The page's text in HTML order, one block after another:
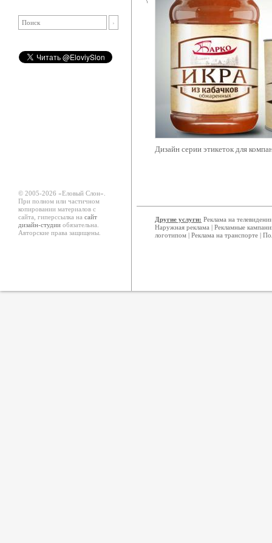
Дизайн серии этикеток для
© 2005-2026 «Еловый Cлон».
При полном или частичном
копировании материалов с
сайта, гиперссылка на сайт
дизайн-студии обязательна.
Авторские права защищены.
Другие услуги: Реклама на
Наружная реклама | Рекламные
логотипом | Реклама на транспорте |